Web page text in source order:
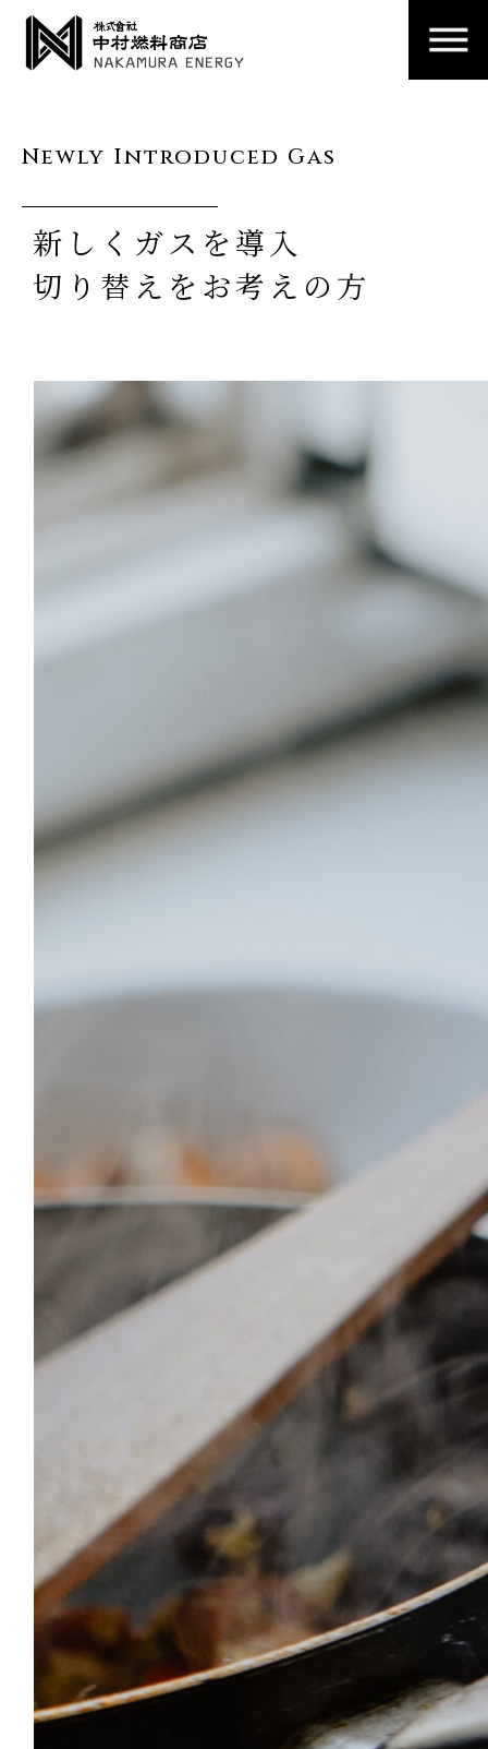
Newly Introduced Gas
新しくガスを導入
切り替えをお考えの方